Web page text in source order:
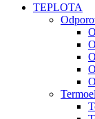
TEPLOTA